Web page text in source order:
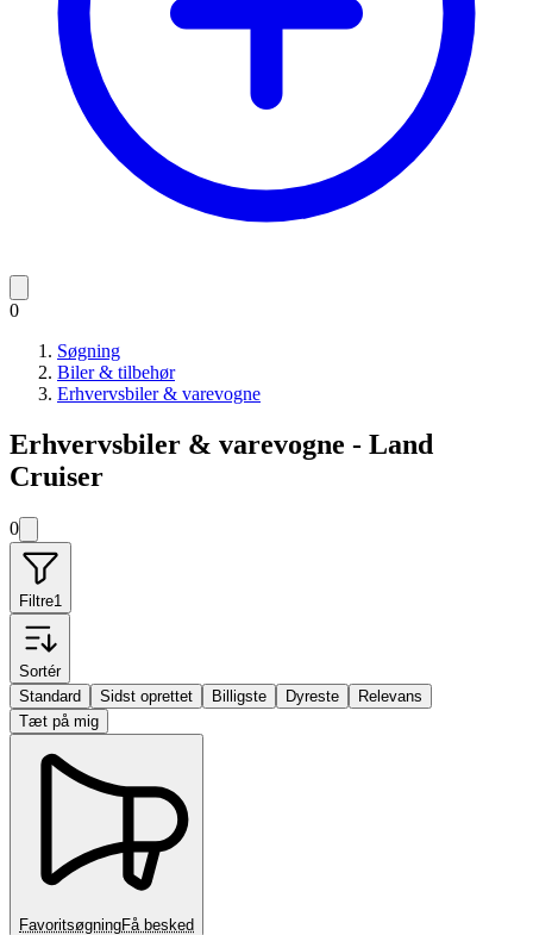
0
Søgning
Biler & tilbehør
Erhvervsbiler & varevogne
Erhvervsbiler & varevogne - Land
Cruiser
0
Filtre1
Sortér
Standard
Sidst oprettet Billigste Dyreste
Relevans
Tæt på mig
FavoritsøgningFå besked